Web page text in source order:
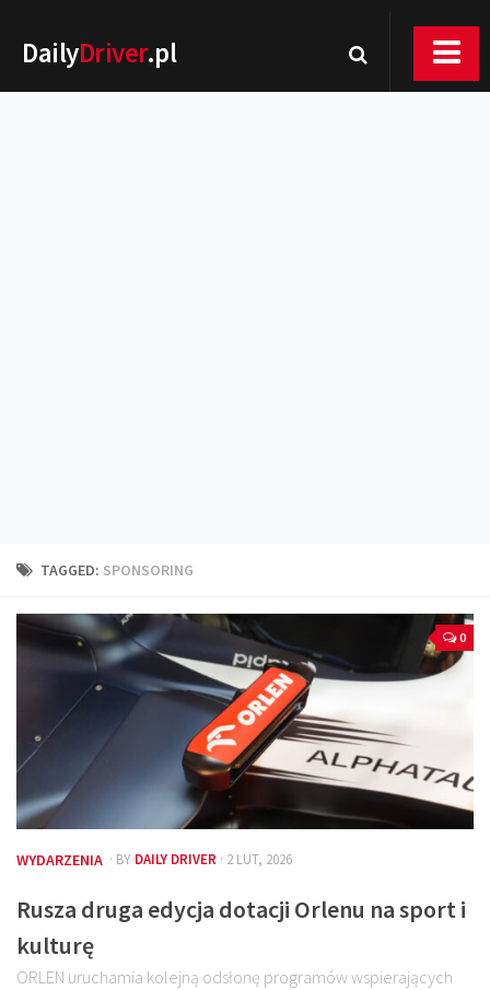
DailyDriver.pl
Technika jazdy
Kalkulatory
Przelicznik mocy
Auto z niemiec
Galerie
TAGGED: SPONSORING
0
WYDARZENIA · BY DAILY DRIVER · 2 LUT, 2026
Rusza druga edycja dotacji Orlenu na sport i
kulturę
ORLEN uruchamia kolejną odsłonę programów wspierających